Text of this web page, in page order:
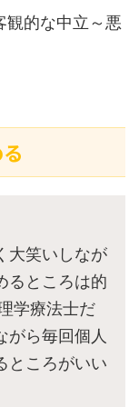
観的な中立～悪
大笑いしなが
るところは的
学療法士だ
がら毎回個人
ところがいい